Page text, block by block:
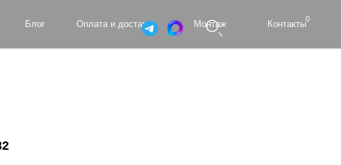
Контакты
Монтаж
Оплата и доставка